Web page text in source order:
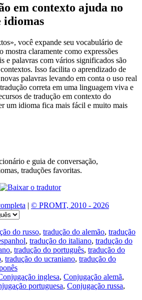
em contexto ajuda no
idiomas
você expande seu vocabulário de
mostra claramente como expressões
e palavras com vários significados são
Isso facilita o aprendizado de
palavras levando em conta o uso real
correta em uma linguagem viva e
de tradução em contexto do
um idioma fica mais fácil e muito mais
e guia de conversação,
traduções favoritas.
| © PROMT, 2010 - 2026
do russo, tradução do alemão, tradução
, tradução do italiano, tradução do
, tradução do português, tradução do
, tradução do ucraniano, tradução do
inglesa, Conjugação alemã,
portuguesa, Conjugação russa,